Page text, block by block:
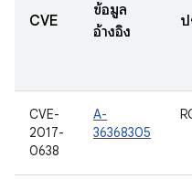
CVE
ข้อมูล
อ้างอิง
ป
CVE-
2017-
0638
A-
36368305